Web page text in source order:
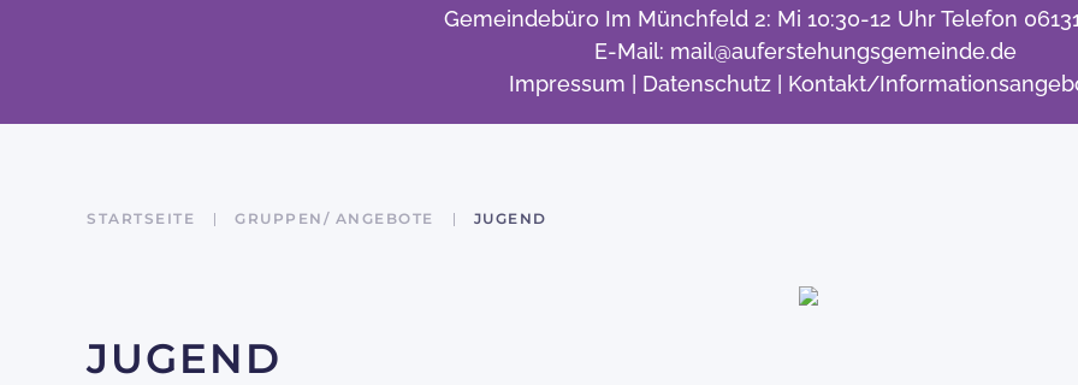
Gemeindebüro Im Münchfeld 2: Mi 10:30-12 Uhr Telefon
E-Mail: mail@auferstehungsgemeinde.de
Impressum | Datenschutz | Kontakt/
STARTSEITE GRUPPEN/ ANGEBOTE JUGEND
JUGEND